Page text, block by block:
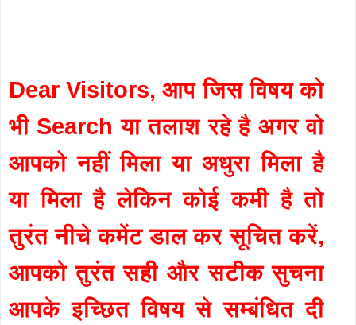
Dear Visitors, आप जिस विषय को
भी Search या तलाश रहे है अगर वो
आपको नहीं मिला या अधुरा मिला है
या मिला है लेकिन कोई कमी है तो
तुरंत नीचे कमेंट डाल कर सूचित करें,
आपको तुरंत सही और सटीक सुचना
आपके इच्छित विषय से सम्बंधित दी